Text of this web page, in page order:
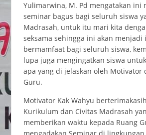
Yulimarwina, M. Pd mengatakan ini
seminar bagus bagi seluruh siswa
Madrasah, untuk itu mari kita
seksama sehingga ini akan menjadi
bermamfaat bagi seluruh siswa,
lupa juga mengingatkan siswa
apa yang di jelaskan oleh Motivator
Guru.
Motivator Kak Wahyu
Kurikulum dan Civitas Madrasah
memberikan waktu kepada Ruang